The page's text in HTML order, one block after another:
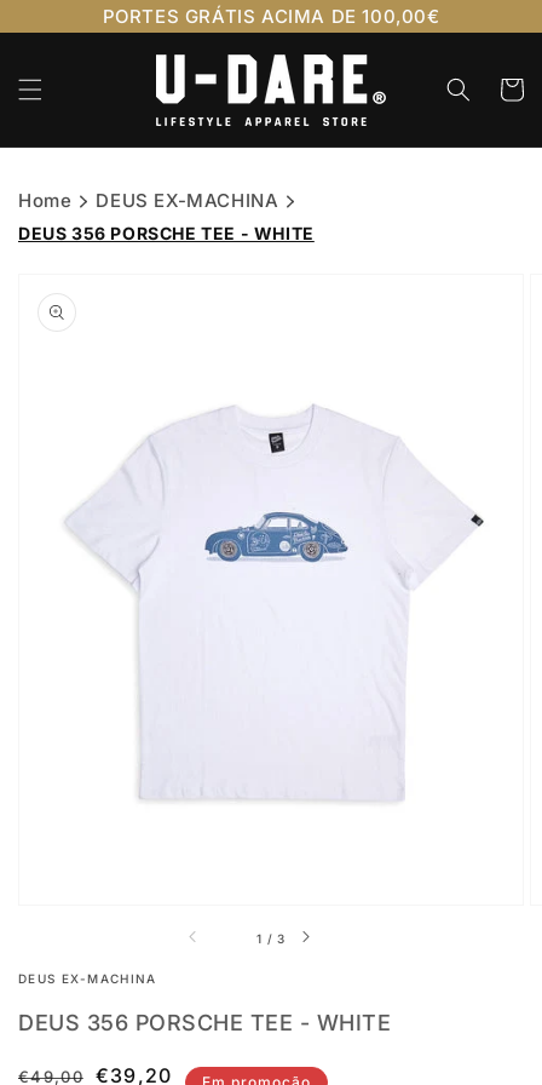
PORTES GRÁTIS ACIMA DE 100,00€
Home DEUS EX-MACHINA
DEUS 356 PORSCHE TEE - WHITE
informação
do produto
vista
1 /de
3
DEUS EX-MACHINA
DEUS 356 PORSCHE TEE - WHITE
Preço
€49,00
Preço
€39,20